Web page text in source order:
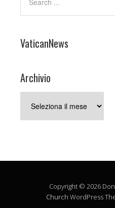
VaticanNews
Archivio
Copyright © 2026
Church WordPress